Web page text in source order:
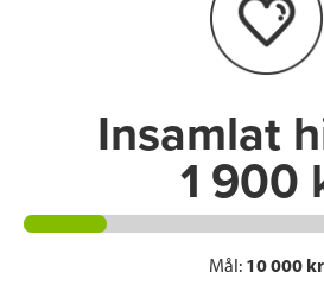
I
n
Insamlat
1 900
Mål: 10 000 kr